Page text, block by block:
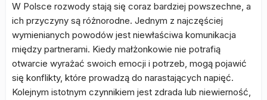
W Polsce rozwody stają się coraz bardziej powszechne, a
ich przyczyny są różnorodne. Jednym z najczęściej
wymienianych powodów jest niewłaściwa komunikacja
między partnerami. Kiedy małżonkowie nie potrafią
otwarcie wyrażać swoich emocji i potrzeb, mogą pojawić
się konflikty, które prowadzą do narastających napięć.
Kolejnym istotnym czynnikiem jest zdrada lub niewierność,